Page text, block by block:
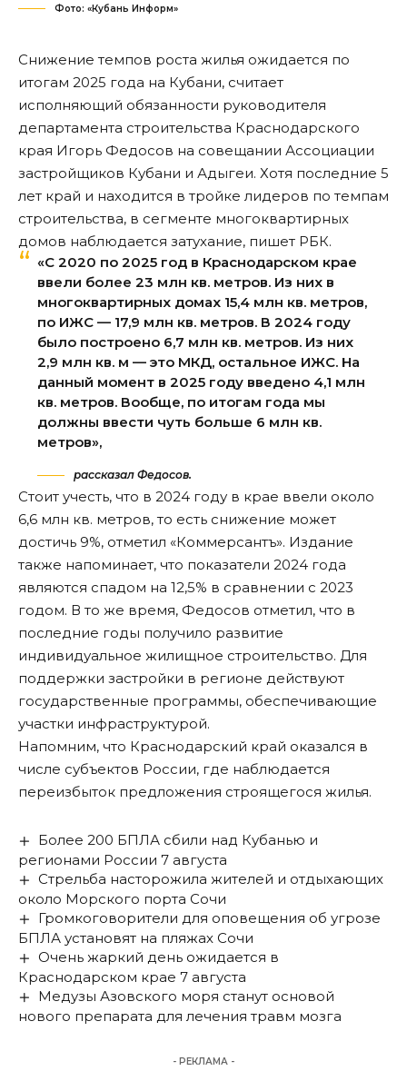
Фото: «Кубань Информ»
Снижение темпов роста жилья ожидается по
итогам 2025 года на Кубани, считает
исполняющий обязанности руководителя
департамента строительства Краснодарского
края Игорь Федосов на совещании Ассоциации
застройщиков Кубани и Адыгеи. Хотя последние 5
лет край и находится в тройке лидеров по темпам
строительства, в сегменте многоквартирных
домов наблюдается затухание, пишет РБК.
«С 2020 по 2025 год в Краснодарском крае
ввели более 23 млн кв. метров. Из них в
многоквартирных домах 15,4 млн кв. метров,
по ИЖС — 17,9 млн кв. метров. В 2024 году
было построено 6,7 млн кв. метров. Из них
2,9 млн кв. м — это МКД, остальное ИЖС. На
данный момент в 2025 году введено 4,1 млн
кв. метров. Вообще, по итогам года мы
должны ввести чуть больше 6 млн кв.
метров»,
рассказал Федосов.
Стоит учесть, что в 2024 году в крае ввели около
6,6 млн кв. метров, то есть снижение может
достичь 9%, отметил «Коммерсантъ». Издание
также напоминает, что показатели 2024 года
являются спадом на 12,5% в сравнении с 2023
годом. В то же время, Федосов отметил, что в
последние годы получило развитие
индивидуальное жилищное строительство. Для
поддержки застройки в регионе действуют
государственные программы, обеспечивающие
участки инфраструктурой.
Напомним, что Краснодарский край оказался в
числе субъектов России, где наблюдается
переизбыток предложения строящегося жилья.
Более 200 БПЛА сбили над Кубанью и
регионами России 7 августа
Стрельба насторожила жителей и отдыхающих
около Морского порта Сочи
Громкоговорители для оповещения об угрозе
БПЛА установят на пляжах Сочи
Очень жаркий день ожидается в
Краснодарском крае 7 августа
Медузы Азовского моря станут основой
нового препарата для лечения травм мозга
- РЕКЛАМА -